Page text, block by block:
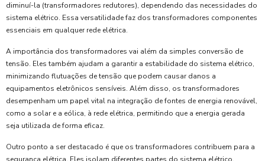
diminuí-la (transformadores redutores), dependendo das necessidades do
sistema elétrico. Essa versatilidade faz dos transformadores componentes
essenciais em qualquer rede elétrica.
A importância dos transformadores vai além da simples conversão de
tensão. Eles também ajudam a garantir a estabilidade do sistema elétrico,
minimizando flutuações de tensão que podem causar danos a
equipamentos eletrônicos sensíveis. Além disso, os transformadores
desempenham um papel vital na integração de fontes de energia renovável,
como a solar e a eólica, à rede elétrica, permitindo que a energia gerada
seja utilizada de forma eficaz.
Outro ponto a ser destacado é que os transformadores contribuem para a